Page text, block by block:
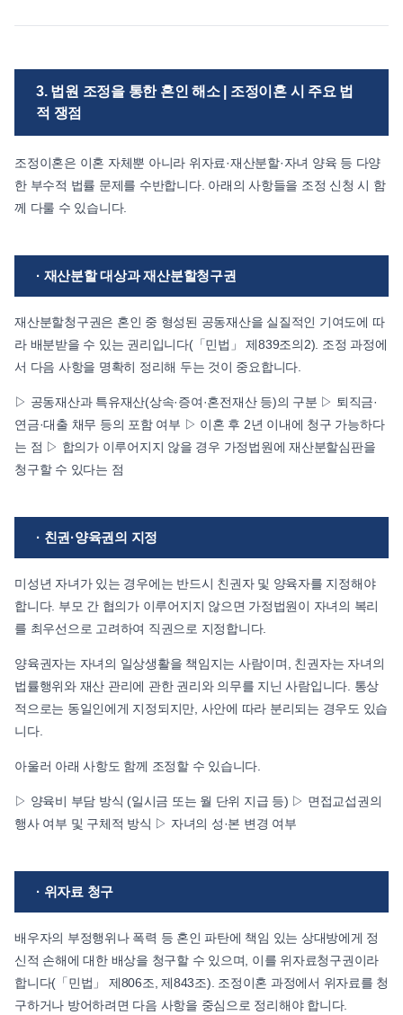
3. 법원 조정을 통한 혼인 해소 | 조정이혼 시 주요 법
적 쟁점
조정이혼은 이혼 자체뿐 아니라 위자료·재산분할·자녀 양육 등 다양
한 부수적 법률 문제를 수반합니다. 아래의 사항들을 조정 신청 시 함
께 다룰 수 있습니다.
· 재산분할 대상과 재산분할청구권
재산분할청구권은 혼인 중 형성된 공동재산을 실질적인 기여도에 따
라 배분받을 수 있는 권리입니다(「민법」 제839조의2). 조정 과정에
서 다음 사항을 명확히 정리해 두는 것이 중요합니다.
▷ 공동재산과 특유재산(상속·증여·혼전재산 등)의 구분 ▷ 퇴직금·
연금·대출 채무 등의 포함 여부 ▷ 이혼 후 2년 이내에 청구 가능하다
는 점 ▷ 합의가 이루어지지 않을 경우 가정법원에 재산분할심판을
청구할 수 있다는 점
· 친권·양육권의 지정
미성년 자녀가 있는 경우에는 반드시 친권자 및 양육자를 지정해야
합니다. 부모 간 협의가 이루어지지 않으면 가정법원이 자녀의 복리
를 최우선으로 고려하여 직권으로 지정합니다.
양육권자는 자녀의 일상생활을 책임지는 사람이며, 친권자는 자녀의
법률행위와 재산 관리에 관한 권리와 의무를 지닌 사람입니다. 통상
적으로는 동일인에게 지정되지만, 사안에 따라 분리되는 경우도 있습
니다.
아울러 아래 사항도 함께 조정할 수 있습니다.
▷ 양육비 부담 방식 (일시금 또는 월 단위 지급 등) ▷ 면접교섭권의
행사 여부 및 구체적 방식 ▷ 자녀의 성·본 변경 여부
· 위자료 청구
배우자의 부정행위나 폭력 등 혼인 파탄에 책임 있는 상대방에게 정
신적 손해에 대한 배상을 청구할 수 있으며, 이를 위자료청구권이라
합니다(「민법」 제806조, 제843조). 조정이혼 과정에서 위자료를 청
구하거나 방어하려면 다음 사항을 중심으로 정리해야 합니다.